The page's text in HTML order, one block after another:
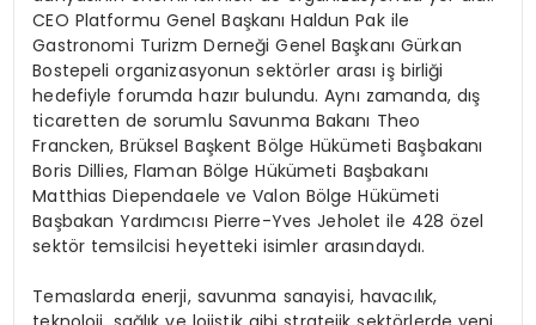
CEO Platformu Genel Başkanı Haldun Pak ile
Gastronomi Turizm Derneği Genel Başkanı Gürkan
Bostepeli organizasyonun sektörler arası iş birliği
hedefiyle forumda hazır bulundu. Aynı zamanda, dış
ticaretten de sorumlu Savunma Bakanı Theo
Francken, Brüksel Başkent Bölge Hükümeti Başbakanı
Boris Dillies, Flaman Bölge Hükümeti Başbakanı
Matthias Diependaele ve Valon Bölge Hükümeti
Başbakan Yardımcısı Pierre-Yves Jeholet ile 428 özel
sektör temsilcisi heyetteki isimler arasındaydı.
Temaslarda enerji, savunma sanayisi, havacılık,